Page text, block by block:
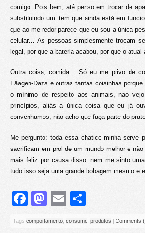
comigo. Pois bem, até penso em trocar de
substituindo um item que ainda está em
que ao me redor parece que eu sou a única
celular… As pessoas simplesmente trocam
legal, por que a bateria acabou, por que o
Outra coisa, comida… Só eu me privo de
Häagen-Dazs e outras tantas coisinhas
o mínimo de respeito aos animais, nao
princípios, aliás a única coisa que eu já
convenhamos, não acho que faça parte do
Me pergunto: toda essa chatice minha serve
sacrificam em prol de um mundo melhor e
mais feliz por causa disso, nem me sinto
tudo isso seja uma grande bobagem mesmo e
Facebook
Mastodon
Email
Tags comportamento consumo produtos | Comments